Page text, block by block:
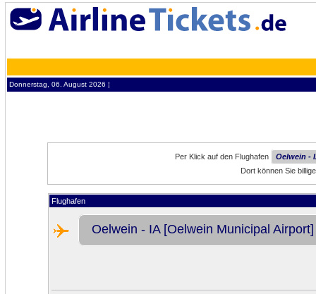
Donnerstag, 06. August 2026 ¦
Per Klick auf den Flughafen
Oelwein -
Dort können Sie
Flughafen
Oelwein - IA [Oelwein Municipal Airport]